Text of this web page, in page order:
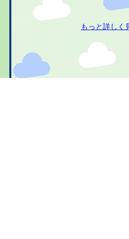
もっと詳しく